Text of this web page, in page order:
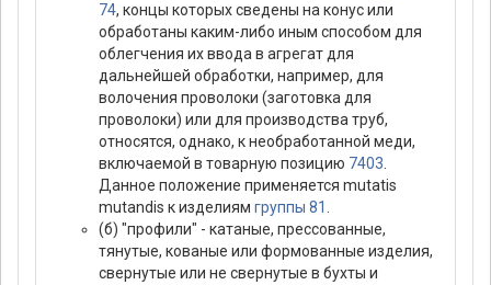
74, концы которых сведены на конус или
обработаны каким-либо иным способом для
облегчения их ввода в агрегат для
дальнейшей обработки, например, для
волочения проволоки (заготовка для
проволоки) или для производства труб,
относятся, однако, к необработанной меди,
включаемой в товарную позицию 7403
Данное положение применяется mutatis
mutandis к изделиям группы 81
(б) "профили" - катаные, прессованные,
тянутые, кованые или формованные изделия,
свернутые или не свернутые в бухты и